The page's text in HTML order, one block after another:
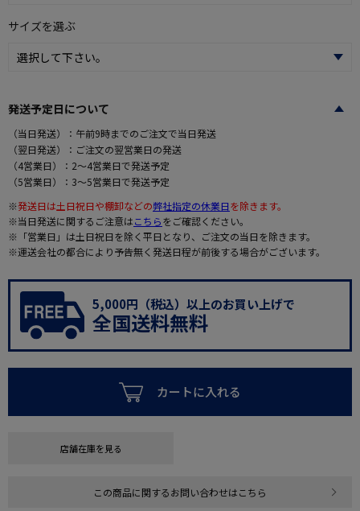
サイズを選ぶ
発送予定日について
（当日発送）：午前9時までのご注文で当日発送
（翌日発送）：ご注文の翌営業日の発送
（4営業日）：2～4営業日で発送予定
（5営業日）：3～5営業日で発送予定
※発送日は土日祝日や棚卸などの弊社指定の休業日を除きます。
※当日発送に関するご注意はこちらをご確認ください。
※「営業日」は土日祝日を除く平日となり、ご注文の当日を除きます。
※運送会社の都合により予告無く発送日程が前後する場合がございます。
5,000円（税込）以上のお買い上げで
全国送料無料
カートに入れる
店舗在庫を見る
この商品に関するお問い合わせはこちら